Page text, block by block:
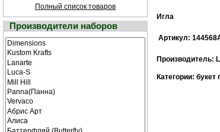
Полный список товаров
Производители наборов
Игла
Артикул:
Производитель:
Категории: